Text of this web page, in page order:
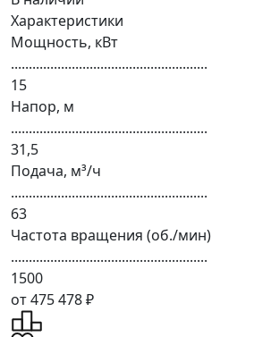
Характеристики
Мощность, кВт
.......................................................
15
Напор, м
.......................................................
31,5
Подача, м³/ч
.......................................................
63
Частота вращения (об./мин)
.......................................................
1500
от 475 478 ₽